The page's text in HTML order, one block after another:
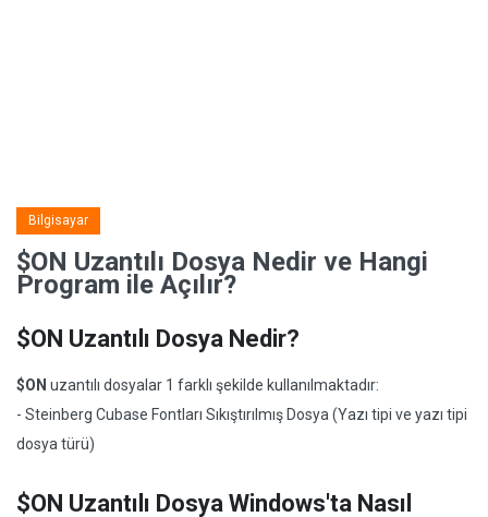
Bilgisayar
$ON Uzantılı Dosya Nedir ve Hangi
Program ile Açılır?
$ON Uzantılı Dosya Nedir?
$ON uzantılı dosyalar 1 farklı şekilde kullanılmaktadır:
- Steinberg Cubase Fontları Sıkıştırılmış Dosya (Yazı tipi ve yazı tipi
dosya türü)
$ON Uzantılı Dosya Windows'ta Nasıl